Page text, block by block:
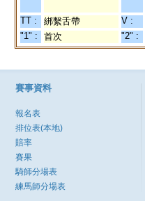
TT : 綁繫舌帶 V :
"1" :
首次 "2" :
賽事資料
報名表
排位表(本地)
賠率
賽果
騎師分場表
練馬師分場表